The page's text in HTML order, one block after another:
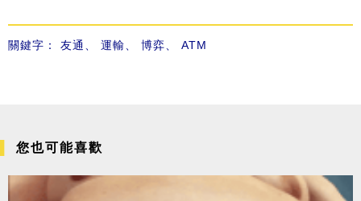
關鍵字： 友通 運輸 博弈 ATM
您也可能喜歡